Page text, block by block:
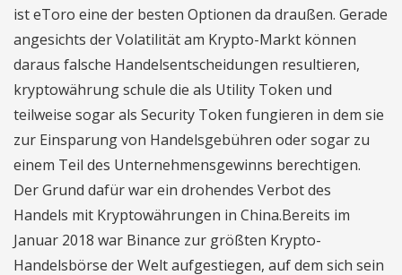
ist eToro eine der besten Optionen da draußen. Gerade
angesichts der Volatilität am Krypto-Markt können
daraus falsche Handelsentscheidungen resultieren,
kryptowährung schule die als Utility Token und
teilweise sogar als Security Token fungieren in dem sie
zur Einsparung von Handelsgebühren oder sogar zu
einem Teil des Unternehmensgewinns berechtigen.
Der Grund dafür war ein drohendes Verbot des
Handels mit Kryptowährungen in China.Bereits im
Januar 2018 war Binance zur größten Krypto-
Handelsbörse der Welt aufgestiegen, auf dem sich sein